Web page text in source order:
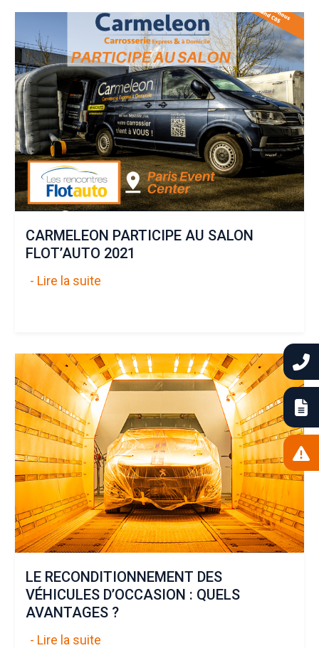
CARMELEON PARTICIPE AU SALON
FLOT’AUTO 2021
- Lire la suite
LE RECONDITIONNEMENT DES
VÉHICULES D’OCCASION : QUELS
AVANTAGES ?
- Lire la suite